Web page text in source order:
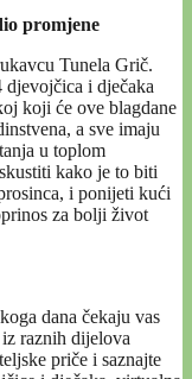
promjene
Tunela Grič.
djevojčica i dječaka
koji će ove blagdane
a sve imaju
u toplom
kako je to biti
i ponijeti kući
za bolji život
dana čekaju vas
raznih dijelova
priče i saznajte